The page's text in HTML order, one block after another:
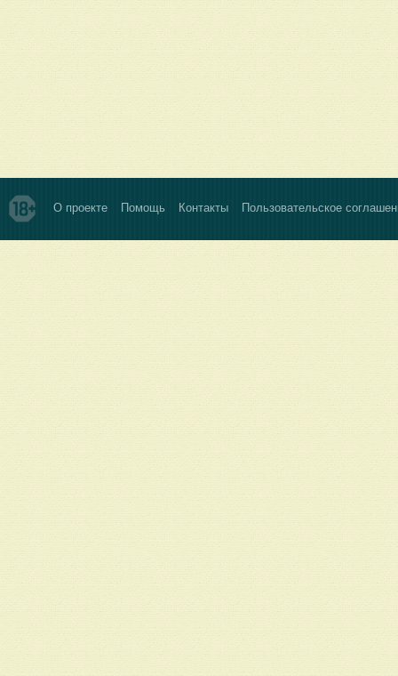
О проекте Помощь Контакты Пользовательское